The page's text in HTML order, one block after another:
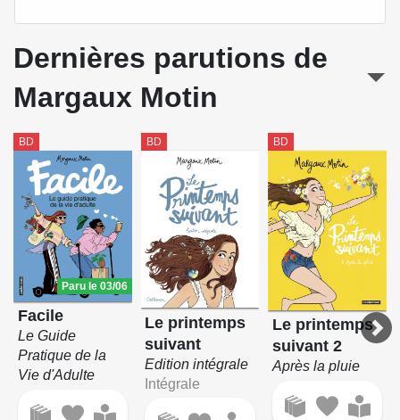
Dernières parutions de
Margaux Motin
BD
Paru le 03/06
Facile
Le Guide
Pratique de la
Vie d'Adulte
BD
Le printemps
suivant
Edition intégrale
Intégrale
BD
Le printemps
suivant 2
Après la pluie